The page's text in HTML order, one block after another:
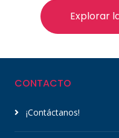
Explorar
CONTACTO
¡Contáctanos!